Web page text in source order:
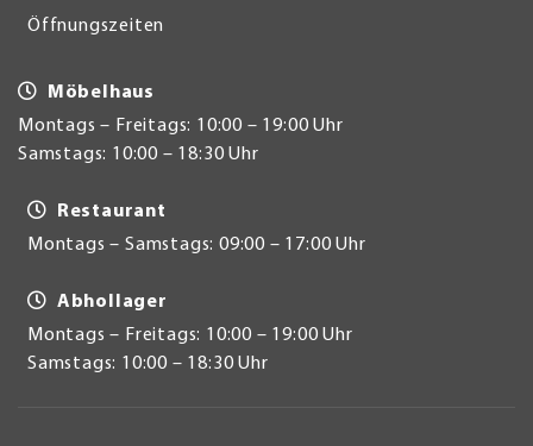
Öffnungszeiten
Möbelhaus
Montags – Freitags: 10:00 – 19:00 Uhr
Samstags: 10:00 – 18:30 Uhr
Restaurant
Montags – Samstags: 09:00 – 17:00 Uhr
Abhollager
Montags – Freitags: 10:00 – 19:00 Uhr
Samstags: 10:00 – 18:30 Uhr